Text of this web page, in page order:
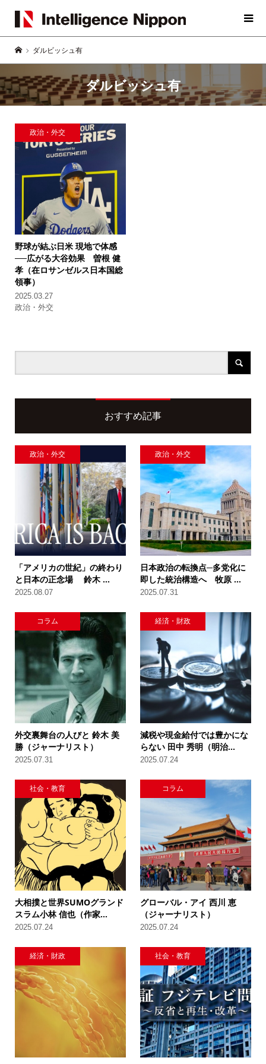
ダルビッシュ有
ダルビッシュ有
政治・外交
野球が結ぶ日米 現地で体感
──広がる大谷効果曽根 健
孝（在ロサンゼルス日本国総
領事）
2025.03.27
政治・外交
おすすめ記事
政治・外交
「アメリカの世紀」の終わり
と日本の正念場 鈴木 ...
2025.08.07
政治・外交
日本政治の転換点─多党化に
即した統治構造へ 牧原 ...
2025.07.31
コラム
外交裏舞台の人びと 鈴木 美
勝（ジャーナリスト）
2025.07.31
経済・財政
減税や現金給付では豊かにな
らない 田中 秀明（明治...
2025.07.24
社会・教育
大相撲と世界SUMOグランド
スラム小林 信也（作家...
2025.07.24
コラム
グローバル・アイ 西川 恵
（ジャーナリスト）
2025.07.24
経済・財政 社会・教育